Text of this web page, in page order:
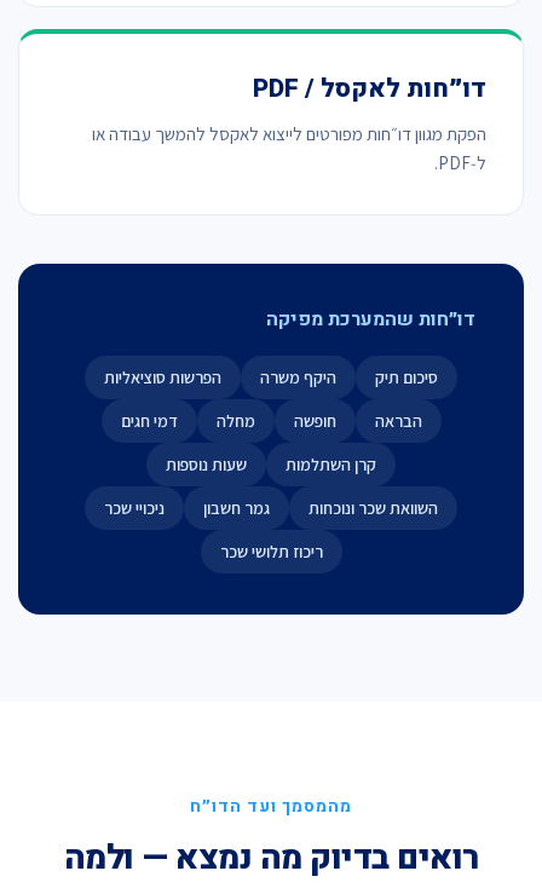
דו״חות לאקסל / PDF
הפקת מגוון דו״חות מפורטים לייצוא לאקסל להמשך עבודה או
ל‑PDF.
דו״חות שהמערכת מפיקה
סיכום תיק היקף משרה
הפרשות סוציאליות
הבראה
חופשה מחלה
דמי חגים
קרן השתלמות
שעות נוספות
השוואת שכר ונוכחות
גמר חשבון
ניכויי שכר
ריכוז תלושי שכר
מהמסמך ועד הדו״ח
רואים בדיוק מה נמצא — ולמה